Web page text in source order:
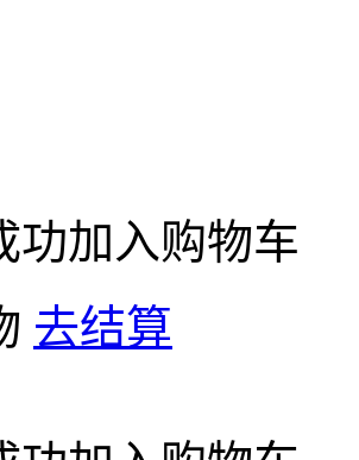
功加入购物车
去结算